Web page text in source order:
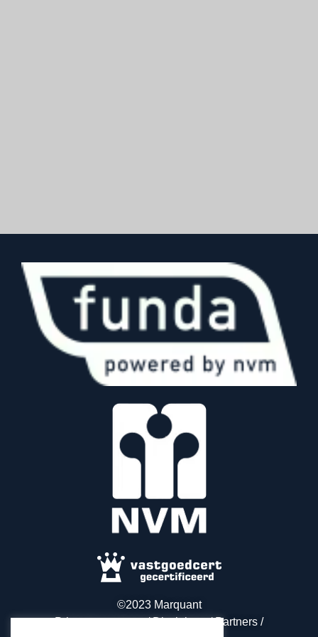
©2023 Marquant
Privacy statement / Disclaimer / Partners /